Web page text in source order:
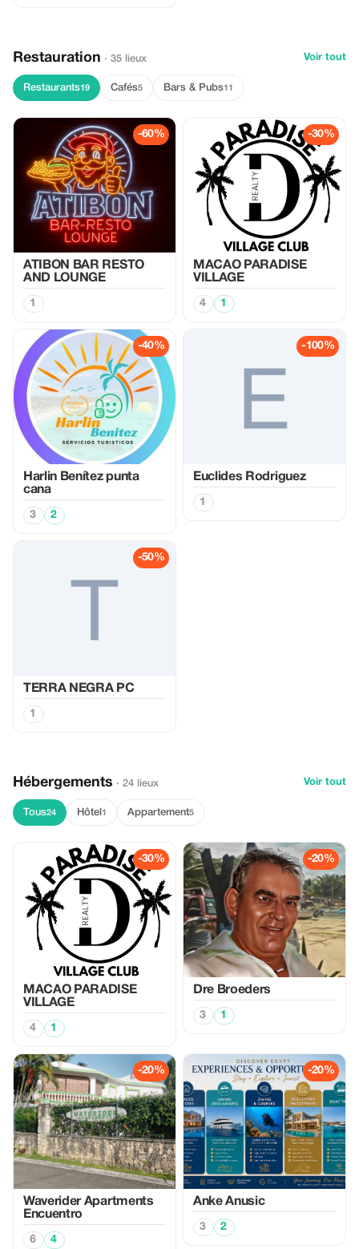
Restauration · 35 lieux Voir tout
Restaurants19 Cafés5 Bars & Pubs11
-60%
ATIBON BAR RESTO
AND LOUNGE
1
-30%
MACAO PARADISE
VILLAGE
4 1
-40%
Harlin Benítez punta
cana
3 2
-100%
Euclides Rodriguez
1
-50%
TERRA NEGRA PC
1
Hébergements · 24 lieux Voir tout
Tous24 Hôtel 1 Appartement5
-30%
MACAO PARADISE
VILLAGE
4 1
-20%
Dre Broeders
3 1
-20%
Waverider Apartments
Encuentro
6 4
-20%
Anke Anusic
3 2